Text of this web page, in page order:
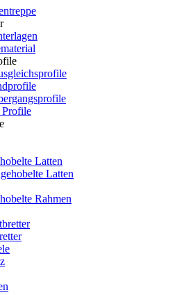
Profile
Latten
Latten
Rahmen